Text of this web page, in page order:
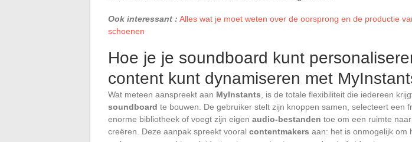
Ook interessant : Alles wat je moet weten over de oorsprong en de productie
schoenen
Hoe je je soundboard kunt
content kunt dynamiseren met
Wat meteen aanspreekt aan MyInstants , is de totale flexibiliteit die iedereen
soundboard te bouwen. De gebruiker stelt zijn knoppen samen, selecteert een
enorme bibliotheek of voegt zijn eigen audio-bestanden toe om een ruimte
creëren. Deze aanpak spreekt vooral contentmakers aan: het is onmogelijk om